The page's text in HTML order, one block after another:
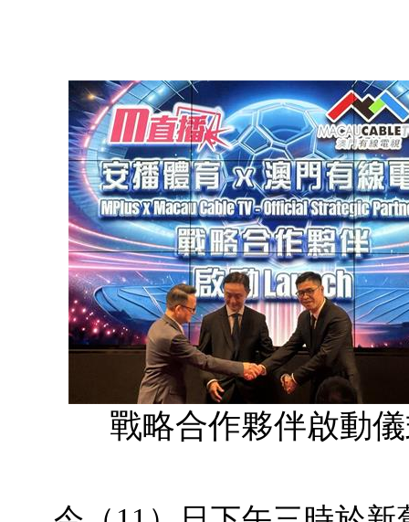
戰略合作夥伴啟動